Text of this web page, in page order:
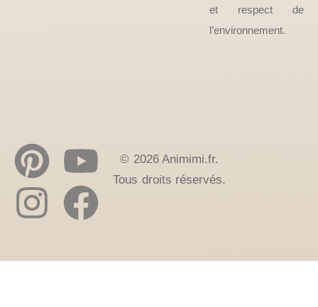
et respect de
l’environnement.
© 2026 Animimi.fr.
Tous droits réservés.